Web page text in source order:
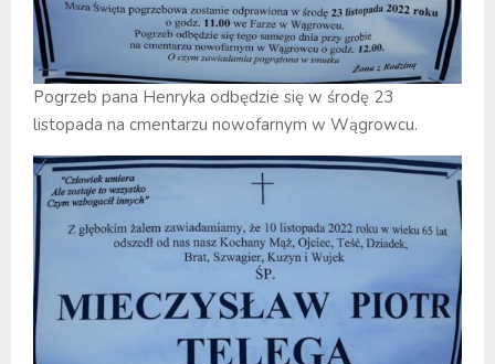
Pogrzeb pana Henryka odbędzie się w środę 23
listopada na cmentarzu nowofarnym w Wągrowcu.